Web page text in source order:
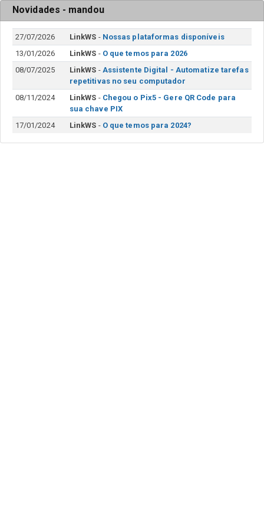
Novidades - mandou
27/07/2026 LinkWS - Nossas plataformas disponíveis
13/01/2026
LinkWS - O que temos para 2026
08/07/2025
LinkWS - Assistente Digital - Automatize tarefas
repetitivas no seu computador
08/11/2024
LinkWS - Chegou o Pix5 - Gere QR Code para
sua chave PIX
17/01/2024
LinkWS - O que temos para 2024?